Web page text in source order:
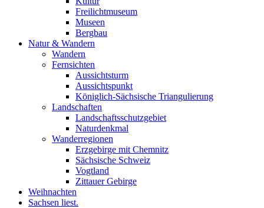
Freilichtmuseum
Museen
Bergbau
Natur & Wandern
Wandern
Fernsichten
Aussichtsturm
Aussichtspunkt
Königlich-Sächsische Triangulierung
Landschaften
Landschaftsschutzgebiet
Naturdenkmal
Wanderregionen
Erzgebirge mit Chemnitz
Sächsische Schweiz
Vogtland
Zittauer Gebirge
Weihnachten
Sachsen liest.